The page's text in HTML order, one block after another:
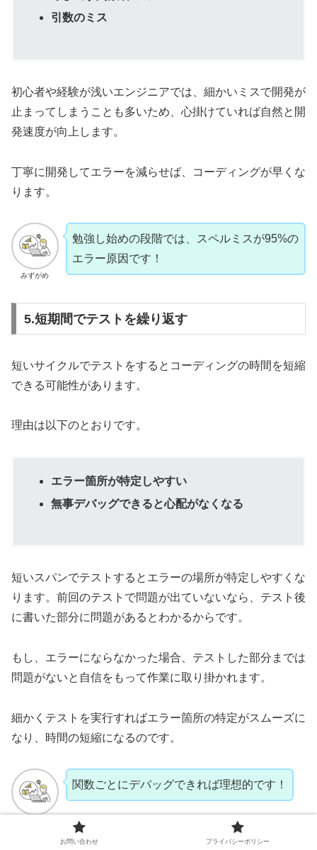
引数のミス
初心者や経験が浅いエンジニアでは、細かいミスで開発が
止まってしまうことも多いため、心掛けていれば自然と開
発速度が向上します。
丁寧に開発してエラーを減らせば、コーディングが早くな
ります。
みずがめ
勉強し始めの段階では、スペルミスが95%の
エラー原因です！
5.短期間でテストを繰り返す
短いサイクルでテストをするとコーディングの時間を短縮
できる可能性があります。
理由は以下のとおりです。
エラー箇所が特定しやすい
無事デバッグできると心配がなくなる
短いスパンでテストするとエラーの場所が特定しやすくな
ります。前回のテストで問題が出ていないなら、テスト後
に書いた部分に問題があるとわかるからです。
もし、エラーにならなかった場合、テストした部分までは
問題がないと自信をもって作業に取り掛かれます。
細かくテストを実行すればエラー箇所の特定がスムーズに
なり、時間の短縮になるのです。
関数ごとにデバッグできれば理想的です！
お問い合わせ プライバシーポリシー